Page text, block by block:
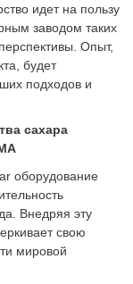
идет на пользу
заводом таких
Опыт,
будет
подходов и
сахара
оборудование
Внедряя эту
свою
мировой